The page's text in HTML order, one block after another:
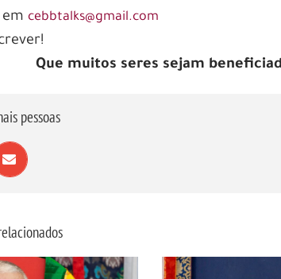
emcebbtalks@gmail.com
Que muitos seres sejam
pessoas